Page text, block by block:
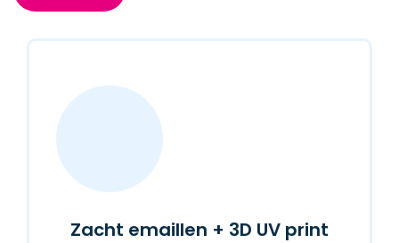
Zacht emaillen + 3D UV print